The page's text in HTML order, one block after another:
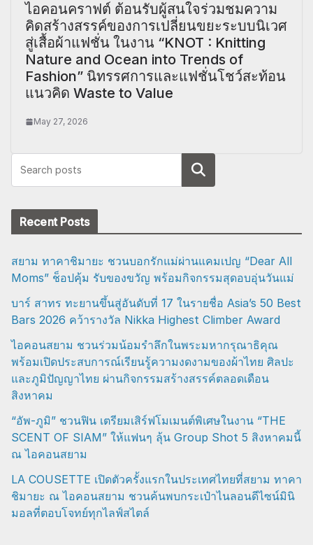
ไอคอนคราฟต์ ต้อนรับผู้สนใจร่วมชมความ
คิดสร้างสรรค์ของการเปลี่ยนขยะระบบนิเวศ
สู่เสื้อผ้าแฟชั่น ในงาน “KNOT : Knitting
Nature and Ocean into Trends of
Fashion” นิทรรศการและแฟชั่นโชว์สะท้อน
แนวคิด Waste to Value
May 27, 2026
Search
Recent Posts
สยาม ทาคาชิมายะ ชวนบอกรักแม่ผ่านแคมเปญ “Dear All
Moms” ช็อปคุ้ม รับของขวัญ พร้อมกิจกรรมสุดอบอุ่นวันแม่
บาร์ สาทร ทะยานขึ้นสู่อันดับที่ 17 ในรายชื่อ Asia’s 50 Best
Bars 2026 คว้ารางวัล Nikka Highest Climber Award
ไอคอนสยาม ชวนร่วมน้อมรำลึกในพระมหากรุณาธิคุณ
พร้อมเปิดประสบการณ์เรียนรู้ความงดงามของผ้าไทย ศิลปะ
และภูมิปัญญาไทย ผ่านกิจกรรมสร้างสรรค์ตลอดเดือน
สิงหาคม
“อัพ-ภูมิ” ชวนฟิน เตรียมเสิร์ฟโมเมนต์พิเศษในงาน “THE
SCENT OF SIAM” ให้แฟนๆ ลุ้น Group Shot 5 สิงหาคมนี้
ณ ไอคอนสยาม
LA COUSETTE เปิดตัวครั้งแรกในประเทศไทยที่สยาม ทาคา
ชิมายะ ณ ไอคอนสยาม ชวนค้นพบกระเป๋าไนลอนดีไซน์มินิ
มอลที่ตอบโจทย์ทุกไลฟ์สไตล์